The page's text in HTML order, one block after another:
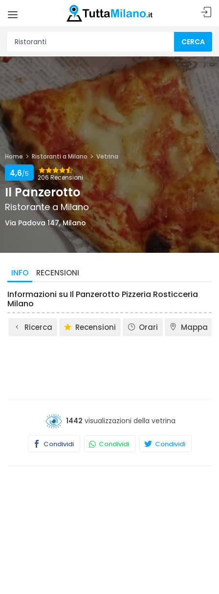
CERCA
Home Ristoranti a Milano Vetrina
206 Recensioni
4,6/5
Il Panzerotto
Ristorante a Milano
Via Padova 147, Milano
INFO RECENSIONI
Informazioni su Il Panzerotto Pizzeria Rosticceria
Milano
Ricerca Recensioni Orari Mappa
1442 visualizzazioni della vetrina
Condividi Condividi Condividi